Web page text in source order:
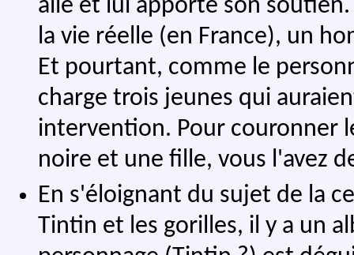
aile et lui apporte son
la vie réelle (en France), un
Et pourtant, comme le
charge trois jeunes qui
intervention. Pour couronner
noire et une fille, vous l'avez
En s'éloignant du sujet de la
Tintin et les gorilles, il y a un